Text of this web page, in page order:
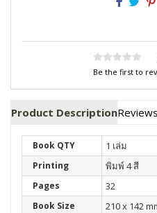
Be the first to
Product DescriptionReviews
Book QTY 1 เล่ม
Printing พิมพ์ 4 สี
Pages 32
Book Size 210 x 142